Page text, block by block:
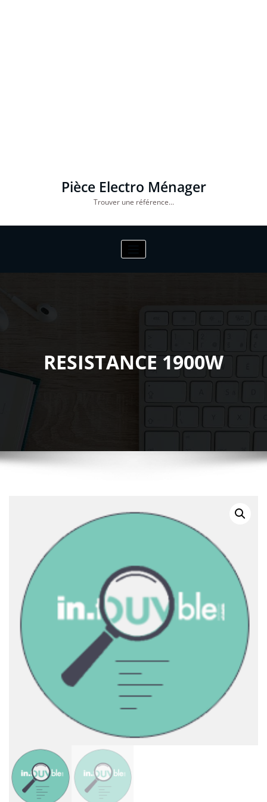
Pièce Electro Ménager
Trouver une référence…
RESISTANCE 1900W